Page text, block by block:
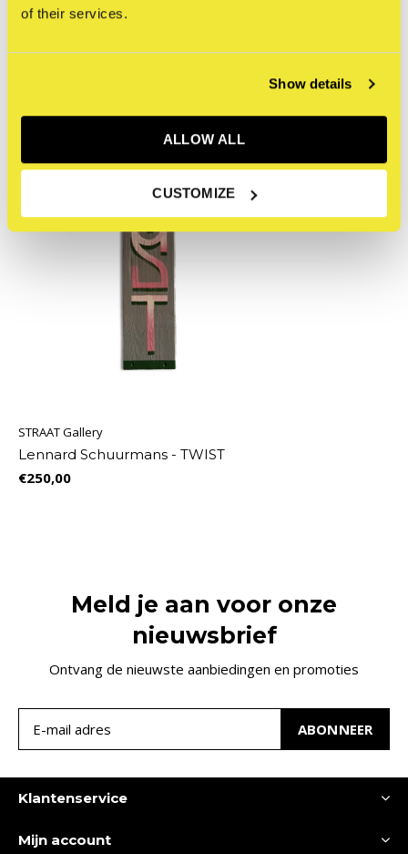
of their services.
Show details
ALLOW ALL
CUSTOMIZE
STRAAT Gallery
Lennard Schuurmans - TWIST
€250,00
Meld je aan voor onze
nieuwsbrief
Ontvang de nieuwste aanbiedingen en promoties
ABONNEER
Klantenservice
Mijn account